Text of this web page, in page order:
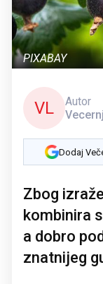
PIXABAY
VL
Autor
Dodaj
Zbog
kombinira
a dobro
znatnijeg